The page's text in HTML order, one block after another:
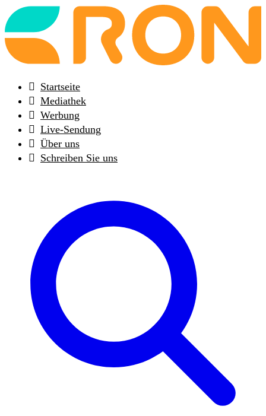
Back
to
frontpage
Startseite
Mediathek
Werbung
Live-Sendung
Über uns
Schreiben Sie uns